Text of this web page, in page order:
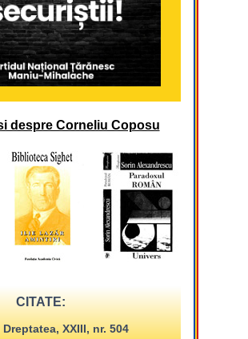
despre Corneliu Coposu
CITATE:
XXIII, nr. 504